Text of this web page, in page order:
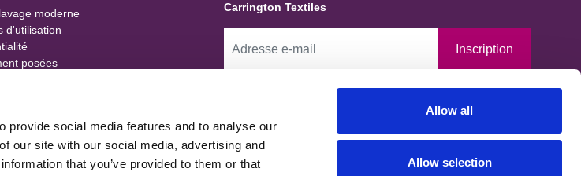
provide social media features and to analyse our
our site with our social media, advertising and
that you’ve provided to them or that
Allow all
Allow selection
moderne
d'utilisation
posées
Carrington Textiles
Inscription
En cochant cette case, vous autorisez Carrington Textiles à
conserver des données et des informations vous concernant et à les
utiliser conformément à notre Politique de confidentialité, établie en
accord avec les exigences du Bureau du commissaire à l'information.
Vous pouvez demander que vos données soient modifiées, mises à